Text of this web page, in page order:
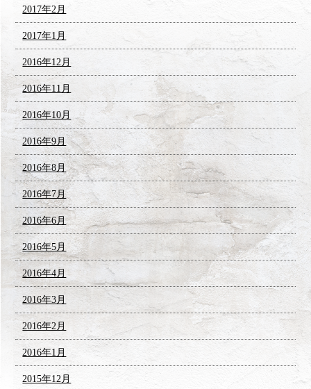
2017年2月
2017年1月
2016年12月
2016年11月
2016年10月
2016年9月
2016年8月
2016年7月
2016年6月
2016年5月
2016年4月
2016年3月
2016年2月
2016年1月
2015年12月